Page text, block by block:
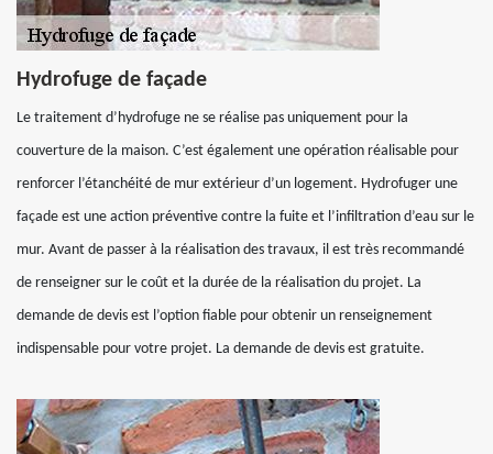
Hydrofuge de façade
Le traitement d’hydrofuge ne se réalise pas uniquement pour la
couverture de la maison. C’est également une opération réalisable pour
renforcer l’étanchéité de mur extérieur d’un logement. Hydrofuger une
façade est une action préventive contre la fuite et l’infiltration d’eau sur le
mur. Avant de passer à la réalisation des travaux, il est très recommandé
de renseigner sur le coût et la durée de la réalisation du projet. La
demande de devis est l’option fiable pour obtenir un renseignement
indispensable pour votre projet. La demande de devis est gratuite.